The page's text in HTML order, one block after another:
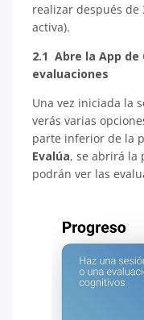
realizar después de
activa).
2.1 Abre la App de
evaluaciones
Una vez iniciada la
verás varias
parte inferior de la
Evalúa, se abrirá la
podrán ver las